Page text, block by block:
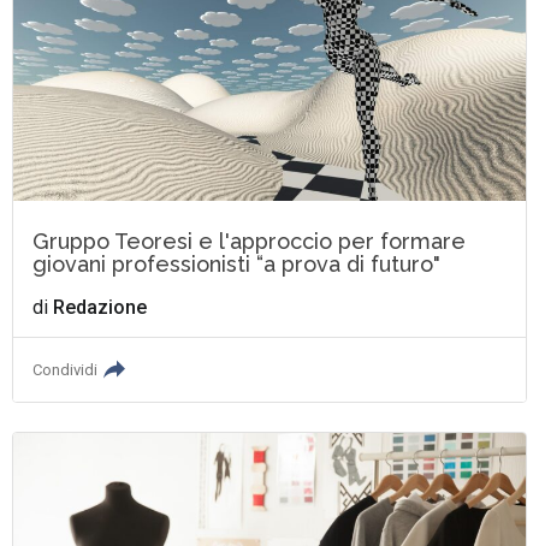
Gruppo Teoresi e l'approccio per formare
giovani professionisti “a prova di futuro"
di Redazione
Condividi